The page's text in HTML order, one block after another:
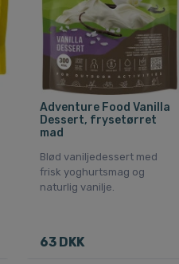
Adventure Food Vanilla
Dessert, frysetørret
mad
Blød vaniljedessert med
frisk yoghurtsmag og
naturlig vanilje.
63 DKK